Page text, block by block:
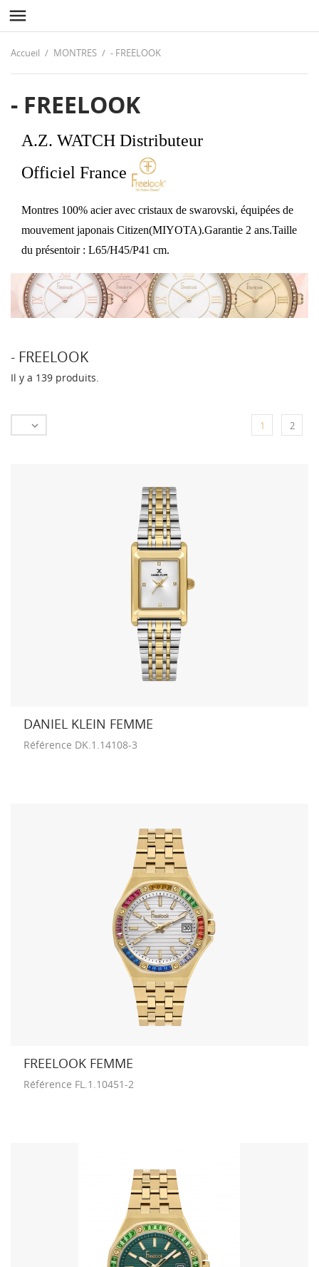

Accueil MONTRES - FREELOOK
- FREELOOK
A.Z. WATCH Distributeur
Officiel France
Montres 100% acier avec cristaux de swarovski, équipées de
mouvement japonais Citizen(MIYOTA).Garantie 2 ans.Taille
du présentoir : L65/H45/P41 cm.
- FREELOOK
Il y a 139 produits.
 1 2
DANIEL KLEIN FEMME
Référence DK.1.14108-3
FREELOOK FEMME
Référence FL.1.10451-2